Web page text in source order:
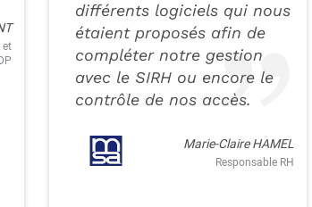
et
différents logiciels qui nous
étaient proposés afin de
compléter notre gestion
avec le SIRH ou encore le
contrôle de nos accès.
Marie-Claire HAMEL
Responsable RH